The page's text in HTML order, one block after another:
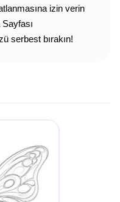
izin verin
serbest bırakın!